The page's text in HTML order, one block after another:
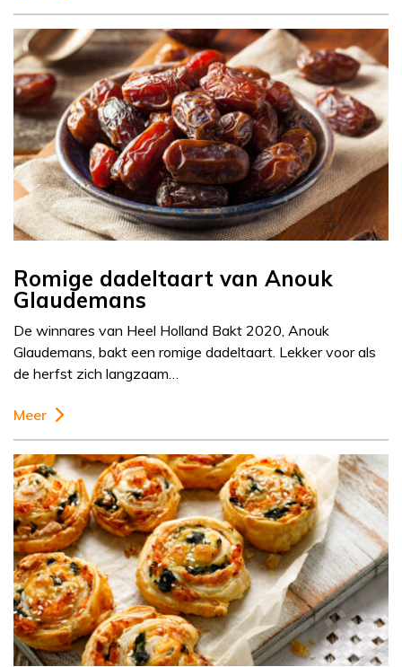
Romige dadeltaart van Anouk
Glaudemans
De winnares van Heel Holland Bakt 2020, Anouk
Glaudemans, bakt een romige dadeltaart. Lekker voor als
de herfst zich langzaam…
Meer